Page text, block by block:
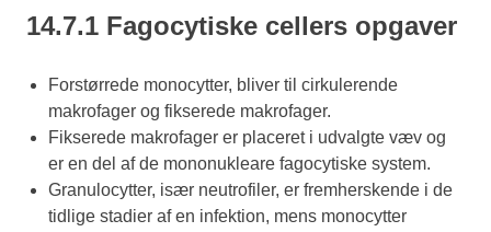
14.7.1 Fagocytiske cellers opgaver
Forstørrede monocytter, bliver til cirkulerende
makrofager og fikserede makrofager.
Fikserede makrofager er placeret i udvalgte væv og
er en del af de mononukleare fagocytiske system.
Granulocytter, især neutrofiler, er fremherskende i de
tidlige stadier af en infektion, mens monocytter